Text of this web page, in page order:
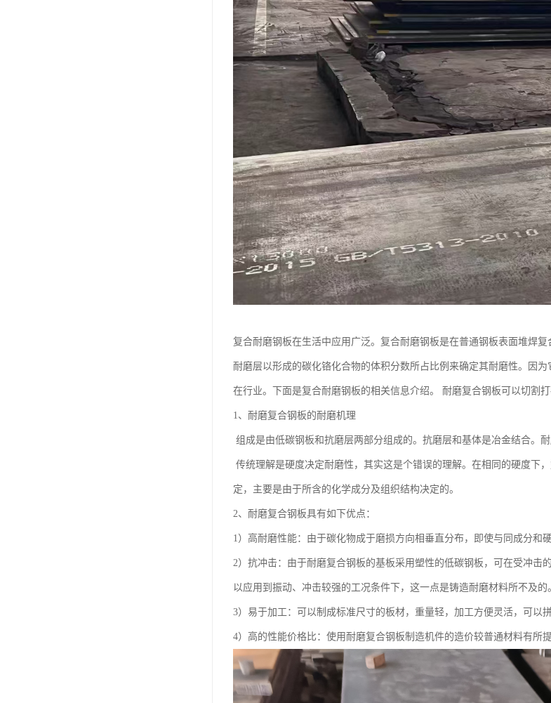
复合耐磨钢板在生活中应用广泛。复合耐磨钢板是在普通钢板表面堆焊
耐磨层以形成的碳化铬化合物的体积分数所占比例来确定其耐磨性。因
在行业。下面是复合耐磨钢板的相关信息介绍。 耐磨复合钢板可以切割
1、耐磨复合钢板的耐磨机理
组成是由低碳钢板和抗磨层两部分组成的。抗磨层和基体是冶金结合。
传统理解是硬度决定耐磨性，其实这是个错误的理解。在相同的硬度下
定，主要是由于所含的化学成分及组织结构决定的。
2、耐磨复合钢板具有如下优点：
1）高耐磨性能：由于碳化物成于磨损方向相垂直分布，即使与同成分和
2）抗冲击：由于耐磨复合钢板的基板采用塑性的低碳钢板，可在受冲
以应用到振动、冲击较强的工况条件下，这一点是铸造耐磨材料所不及
3）易于加工：可以制成标准尺寸的板材，重量轻，加工方便灵活，可以
4）高的性能价格比：使用耐磨复合钢板制造机件的造价较普通材料有所